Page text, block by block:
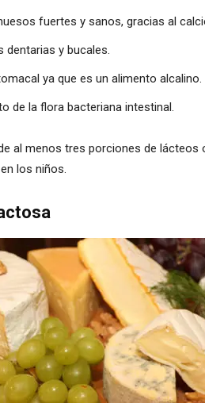
fuertes y sanos, gracias al
dentarias y bucales.
ya que es un alimento alcalino.
de la flora bacteriana intestinal.
al menos tres porciones de lácteos
los niños.